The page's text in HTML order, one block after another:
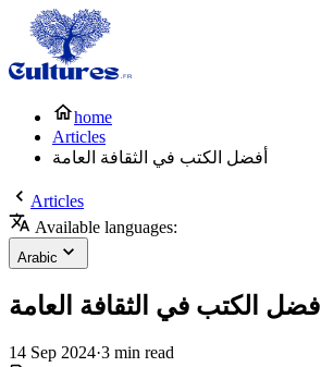
home
Articles
أفضل الكتب في الثقافة العامة
Articles
Available languages:
Arabic
أفضل الكتب في الثقافة العامة
14 Sep 2024·3 min read